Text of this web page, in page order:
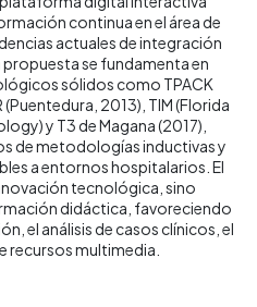
continua en el área de
actuales de integración
se fundamenta en
sólidos como TPACK
2013), TIM (Florida
y T3 de Magana (2017),
de metodologías inductivas y
a entornos hospitalarios. El
tecnológica, sino
didáctica, favoreciendo
el análisis de casos clínicos, el
recursos multimedia.